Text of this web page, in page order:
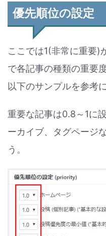
優先順位の設定
ここでは1(非常に重要)
で各記事の種類の重要
以下のサンプルを参考
重要な記事は0.8～1に
ーカイブ、タグページ
う。